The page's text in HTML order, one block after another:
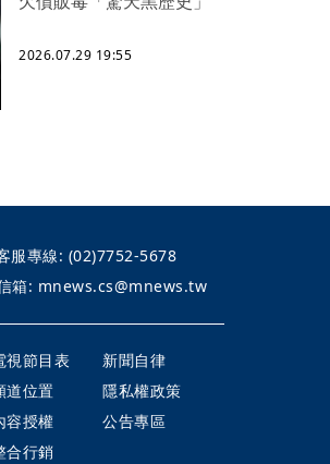
2026.07.29 19:55
服專線: (02)7752-5678
箱: mnews.cs@mnews.tw
視節目表
新聞自律
道位置
隱私權政策
容授權
公告專區
合行銷